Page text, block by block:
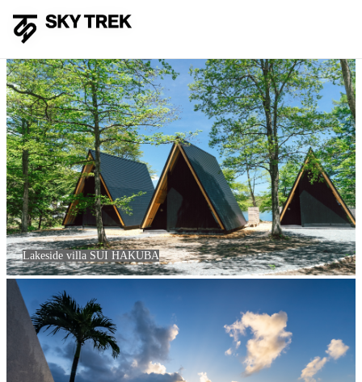
Lakeside villa SUI HAKUBA